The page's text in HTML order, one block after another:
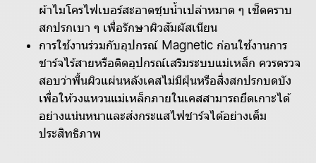
ผ้าไมโครไฟเบอร์สะอาดชุบน้ำเปล่าหมาด ๆ เช็ดคราบ
สกปรกเบา ๆ เพื่อรักษาผิวสัมผัสเนียน
การใช้งานร่วมกับอุปกรณ์ Magnetic ก่อนใช้งานการ
ชาร์จไร้สายหรือติดอุปกรณ์เสริมระบบแม่เหล็ก ควรตรวจ
สอบว่าพื้นผิวแผ่นหลังเคสไม่มีฝุ่นหรือสิ่งสกปรกบดบัง
เพื่อให้วงแหวนแม่เหล็กภายในเคสสามารถยึดเกาะได้
อย่างแน่นหนาและส่งกระแสไฟชาร์จได้อย่างเต็ม
ประสิทธิภาพ